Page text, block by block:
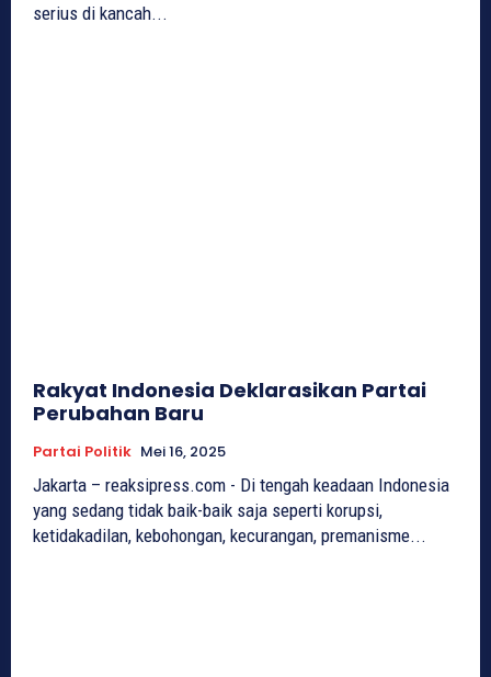
serius di kancah...
Rakyat Indonesia Deklarasikan Partai
Perubahan Baru
Partai Politik Mei 16, 2025
Jakarta – reaksipress.com - Di tengah keadaan Indonesia
yang sedang tidak baik-baik saja seperti korupsi,
ketidakadilan, kebohongan, kecurangan, premanisme...